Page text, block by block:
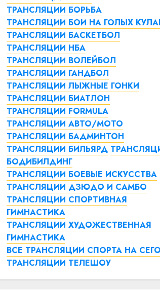
ТРАНСЛЯЦИИ БОРЬБА
ТРАНСЛЯЦИИ БОИ НА ГОЛЫХ
ТРАНСЛЯЦИИ БАСКЕТБОЛ
ТРАНСЛЯЦИИ НБА
ТРАНСЛЯЦИИ ВОЛЕЙБОЛ
ТРАНСЛЯЦИИ ГАНДБОЛ
ТРАНСЛЯЦИИ ЛЫЖНЫЕ ГОНКИ
ТРАНСЛЯЦИИ БИАТЛОН
ТРАНСЛЯЦИИ FORMULA
ТРАНСЛЯЦИИ АВТО/МОТО
ТРАНСЛЯЦИИ БАДМИНТОН
ТРАНСЛЯЦИИ БИЛЬЯРД
БОДИБИЛДИНГ
ТРАНСЛЯЦИИ БОЕВЫЕ ИСКУССТВА
ТРАНСЛЯЦИИ ДЗЮДО И САМБО
ТРАНСЛЯЦИИ СПОРТИВНАЯ
ГИМНАСТИКА
ТРАНСЛЯЦИИ ХУДОЖЕСТВЕННАЯ
ГИМНАСТИКА
ВСЕ ТРАНСЛЯЦИИ СПОРТА НА
ТРАНСЛЯЦИИ ТЕЛЕШОУ